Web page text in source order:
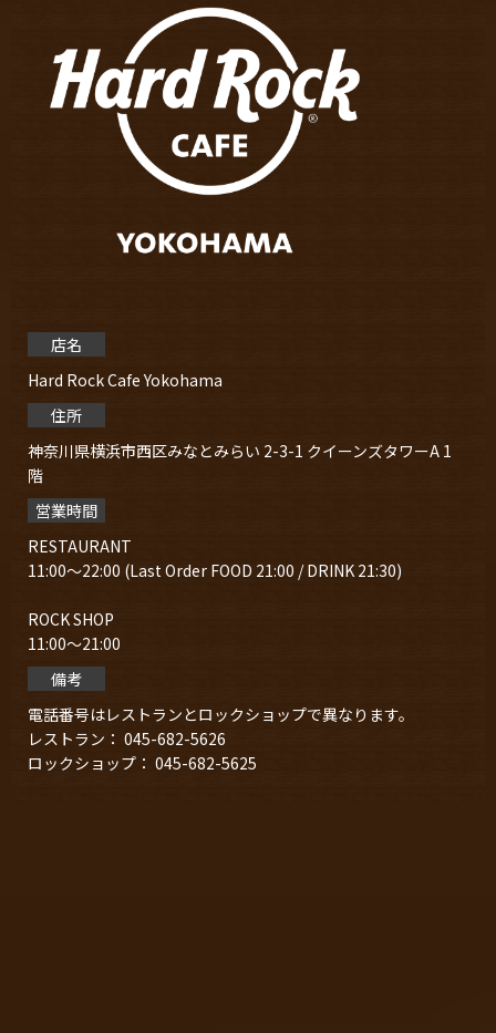
店名
Hard Rock Cafe Yokohama
住所
神奈川県横浜市⻄区みなとみらい 2-3-1 クイーンズタワーA 1
階
営業時間
RESTAURANT
11:00～22:00 (Last Order FOOD 21:00 / DRINK 21:30)
ROCK SHOP
11:00～21:00
備考
電話番号はレストランとロックショップで異なります。
レストラン： 045-682-5626
ロックショップ： 045-682-5625